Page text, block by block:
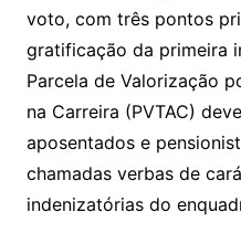
voto, com três pontos
gratificação da primeira
Parcela de Valorização
na Carreira (PVTAC)
aposentados e
chamadas verbas de
indenizatórias do